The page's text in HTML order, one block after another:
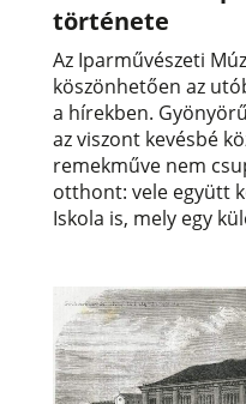
története
Az Iparművészeti
köszönhetően az
a hírekben.
az viszont kevésbé
remekműve nem
otthont: vele együtt
Iskola is, mely egy